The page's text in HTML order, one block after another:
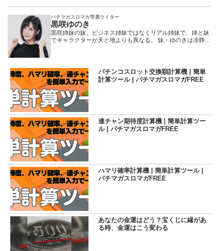
パチマガスロマガ専属ライター
黒咲ゆのき
黒咲姉妹の妹。ビジネス姉妹ではなくリアル姉妹で、姉と妹
でキャラクターが天と地よりも異なる。 妹・ゆのきは冷静沈
いがちなところも。しかし、最終的には平均以上に何でもこ
なしてしまうマルチな才能の持ち主。また、その冷静さで暴
走＆興奮気味の姉を横目に1人淡々としていることも多い。
パチンコ・パチスロの知識はやや少なめだが、原作が好きな
機種への愛は誰よりも深い。特にガンダム愛は自他ともに認
めるところ。 またコスプレイヤーとしてＳＮＳ上で人気が高
くＸのフォロワーは3万人超え。コスプレの完成度もめちゃ
くちゃ高いので、ファンならずとも一度はチェックしていた
だきたい。
パチンコスロット交換額計算機 | 簡単
計算ツール | パチマガスロマガFREE
連チャン期待度計算機 | 簡単計算ツー
ル | パチマガスロマガFREE
ハマリ確率計算機 | 簡単計算ツール |
パチマガスロマガFREE
あなたの金運はどう？宝くじに縁があ
る時、金運はこう変わる